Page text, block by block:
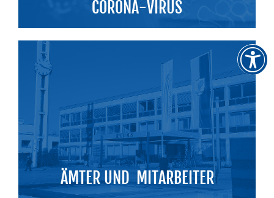
CORONA-VIRUS
ÄMTER UND MITARBEITER